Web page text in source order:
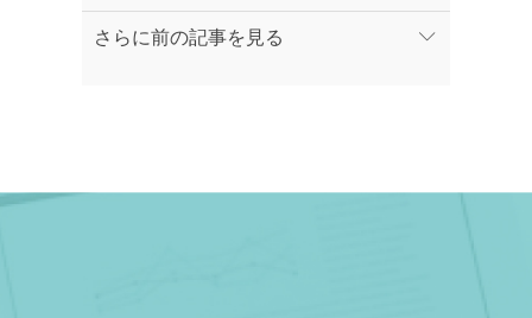
さらに前の記事を見る